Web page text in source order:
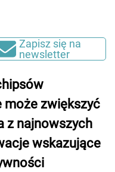
Zapisz się na
newsletter
może zwiększyć
z najnowszych
wskazujące